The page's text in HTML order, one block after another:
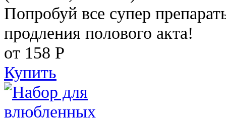
Попробуй все супер
продления полового акта!
от 158 Р
Купить